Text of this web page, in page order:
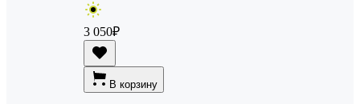
3 050₽
В корзину